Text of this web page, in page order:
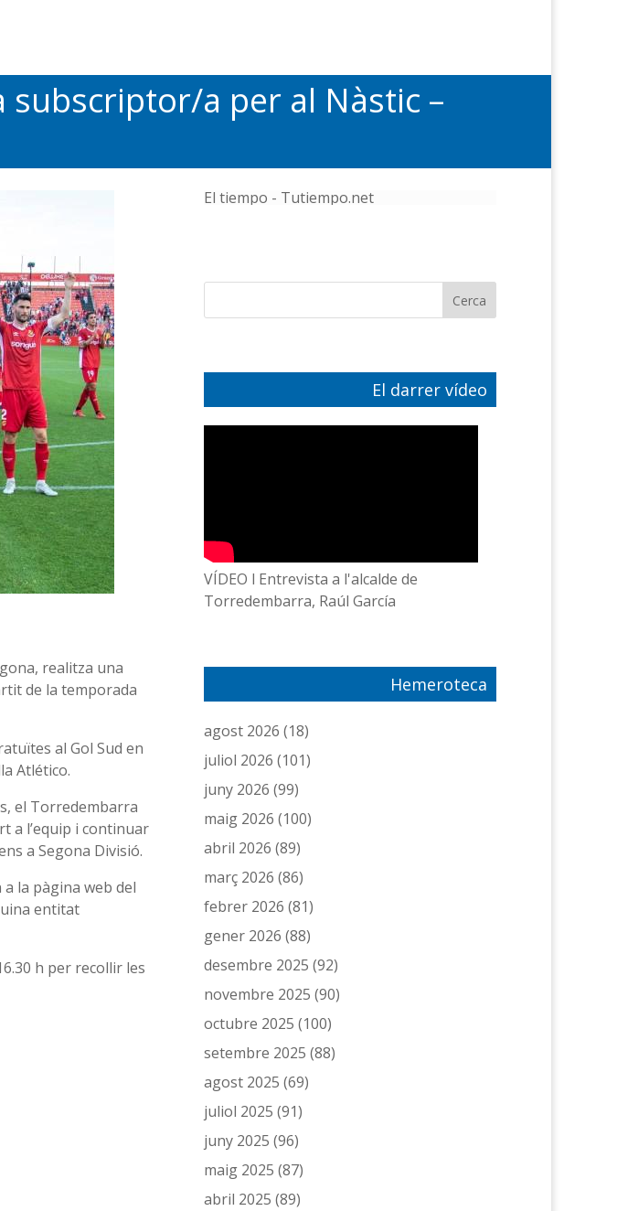
subscriptor/a per al Nàstic –
realitza una
de la temporada
al Gol Sud en
Atlético.
el Torredembarra
a l’equip i continuar
a Segona Divisió.
a la pàgina web del
entitat
h per recollir les
El tiempo - Tutiempo.net
El darrer vídeo
VÍDEO l Entrevista a l'alcalde de
Torredembarra, Raúl García
Hemeroteca
agost 2026 (18)
juliol 2026 (101)
juny 2026 (99)
maig 2026 (100)
abril 2026 (89)
març 2026 (86)
febrer 2026 (81)
gener 2026 (88)
desembre 2025 (92)
novembre 2025 (90)
octubre 2025 (100)
setembre 2025 (88)
agost 2025 (69)
juliol 2025 (91)
juny 2025 (96)
maig 2025 (87)
abril 2025 (89)